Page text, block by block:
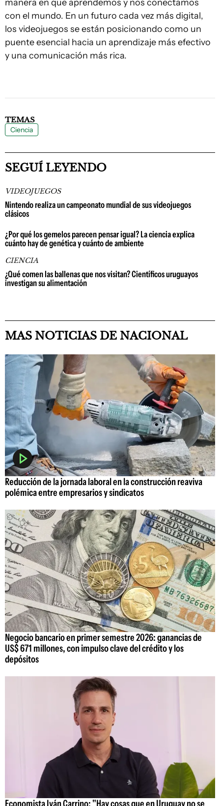
manera en que aprendemos y nos conectamos
con el mundo. En un futuro cada vez más digital,
los videojuegos se están posicionando como un
puente esencial hacia un aprendizaje más efectivo
y una comunicación más rica.
TEMAS
Ciencia
SEGUÍ LEYENDO
VIDEOJUEGOS
Nintendo realiza un campeonato mundial de sus videojuegos
clásicos
¿Por qué los gemelos parecen pensar igual? La ciencia explica
cuánto hay de genética y cuánto de ambiente
CIENCIA
¿Qué comen las ballenas que nos visitan? Científicos uruguayos
investigan su alimentación
MAS NOTICIAS DE NACIONAL
Reducción de la jornada laboral en la construcción reaviva
polémica entre empresarios y sindicatos
Negocio bancario en primer semestre 2026: ganancias de
US$ 671 millones, con impulso clave del crédito y los
depósitos